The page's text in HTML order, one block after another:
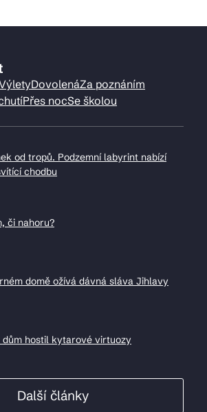
DovolenáZa poznáním
Přes nocSe školou
od tropů. Podzemní labyrint nabízí
chodbu
či nahoru?
domě ožívá dávná sláva Jihlavy
hostil kytarové virtuozy
Další články